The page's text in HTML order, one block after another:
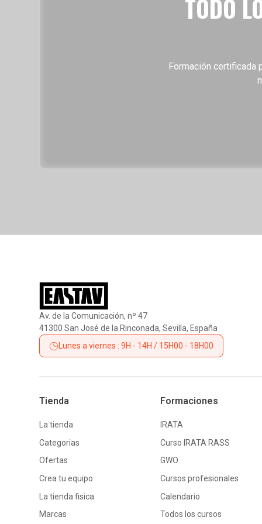
TODO
Formación certificada
Av. de la Comunicación, nº 47
41300 San José de la Rinconada, Sevilla, España
Lunes a viernes : 9H - 14H / 15H00 - 18H00
Tienda
La tienda
Categorias
Ofertas
Crea tu equipo
La tienda fisica
Marcas
Formaciones
IRATA
Curso IRATA RASS
GWO
Cursos profesionales
Calendario
Todos los cursos